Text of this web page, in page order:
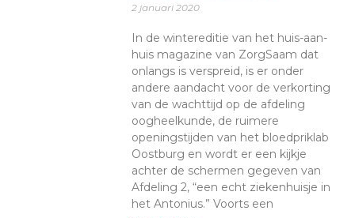
2 januari 2020
In de wintereditie van het huis-aan-
huis magazine van ZorgSaam dat
onlangs is verspreid, is er onder
andere aandacht voor de verkorting
van de wachttijd op de afdeling
oogheelkunde, de ruimere
openingstijden van het bloedpriklab
Oostburg en wordt er een kijkje
achter de schermen gegeven van
Afdeling 2, “een echt ziekenhuisje in
het Antonius.” Voorts een